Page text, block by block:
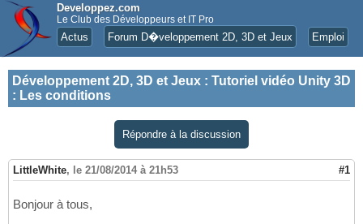
Developpez.com
Le Club des Développeurs et IT Pro
Actus Forum D�veloppement 2D, 3D et Jeux Emploi
Développement 2D, 3D et Jeux : Tutoriel vidéo Unity 3D
: Les conditions
Répondre à la discussion
LittleWhite, le 21/08/2014 à 21h53 #1
Bonjour à tous,